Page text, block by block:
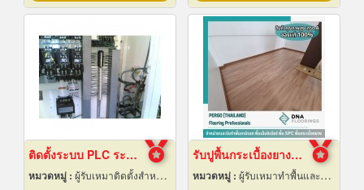
ติดตั้งระบบ PLC ระยอง
หมวดหมู่ : ผู้รับเหมาติดตั้งสำหรับบ้านและโรงงานไฟฟ้า
รับปูพื้นกระเบื้องยางลายไม้
หมวดหมู่ : ผู้รับเหมาทำพื้นและทางเดิน